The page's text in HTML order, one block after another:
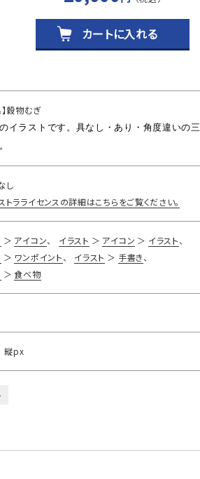
カートに入れる
】穀物むぎ
イラストです。具なし・あり・角度違いの三
し
トラライセンスの詳細はこちらをご覧ください。
アイコン イラスト アイコン
イラスト
ワンポイント イラスト
手書き
食べ物
縦px